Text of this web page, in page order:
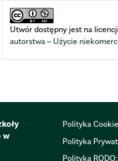
Utwór dostępny jest na licencji
autorstwa – Użycie
w
Polityka
Polityka
Polityka RODO: